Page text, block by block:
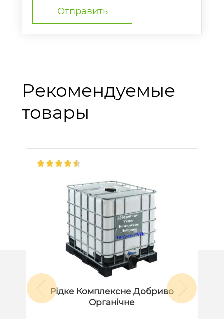
Рекомендуемые
товары
Рідке Комплексне Добриво
Органічне